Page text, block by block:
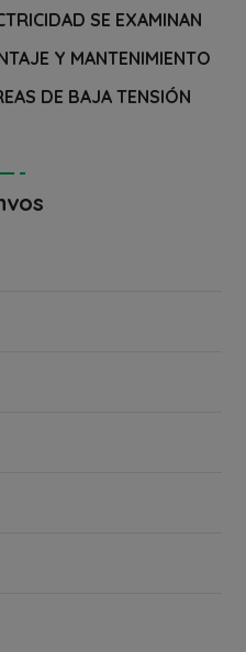
SE EXAMINAN
Y MANTENIMIENTO
DE BAJA TENSIÓN